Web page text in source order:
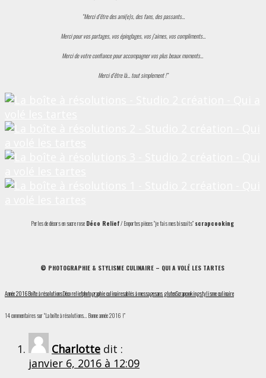
“Merci d’être des ami(e)s, des fans, des passants…
Merci pour vos partages, vos épinglages, vos j’aimes, vos compliments…
Merci de votre confiance pour accompagner vos plus beaux moments…
Merci d’être là… tout simplement !”
Perles de décors en sucre rose Déco Relief/ Emportes pièces “je fais mes biscuits” scrapcooking
© PHOTOGRAPHIE & STYLISME CULINAIRE – QUI A VOLÉ LES TARTES
Année 2016Boîte à résolutionsDéco reliefphotographie culinairesablés à messagesans glutenScrapcookingstylisme culinaire
14 commentaires sur “La boîte à résolutions… Bonne année 2016 !”
Charlotte dit :
janvier 6, 2016 à 12:09